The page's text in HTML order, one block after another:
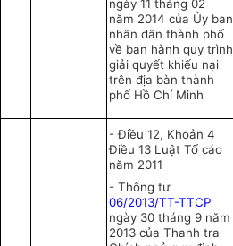
ngày 11 tháng 02
năm 2014 của Ủy ban
nhân dân thành phố
về ban hành quy trình
giải quyết khiếu nại
trên địa bàn thành
phố Hồ Chí Minh
-Điều 12, Khoản 4
Điều 13 Luật Tố cáo
năm 2011
-Thông tư
06/2013/TT-TTCP
ngày 30 tháng 9 năm
2013 của Thanh tra